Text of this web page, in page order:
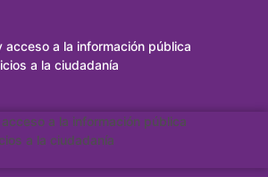
acceso a la información pública
a la ciudadanía
a la información pública
a la ciudadanía